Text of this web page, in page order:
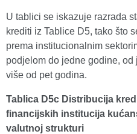
U tablici se iskazuje razrada
krediti iz Tablice D5, tako što
prema institucionalnim
podjelom do jedne godine,
više od pet godina.
Tablica D5c Distribucija
financijskih institucija
valutnoj strukturi